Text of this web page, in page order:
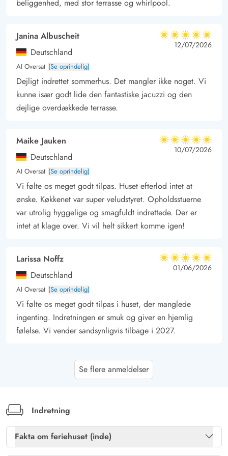
Du har også mulighed for at oplade din elbil ved ferieboligen,
så den er klar til dine næste udflugter.
Ferie i naturskønne Bjerregård
Sommerhuset ligger i populære Bjerregård, hvor både
stranden og Ringkøbing Fjord ligger i gåafstand fra feriehuset.
Området er præget af et smukt hede- og klitlandskab, som er
Den lokale købmand ligger blot 200 meter fra sommerhuset.
Her kan I handle friskbagt brød, lækkert kød til grillen og
meget mere.
Det kan anbefales at tage en tur til den hyggelige havneby
Hvide Sande, som byder på et bredt udvalg af lokale
forretninger samt hyggelige caféer og restauranter. Der er også
mulighed for at købe nyfanget fisk til aftensmaden.
beliggenhed, med stor terrasse og whirlpool.
Janina Albuscheit
Deutschland
AI Oversat (Se oprindelig)
5 ud af 5
5 ud af 5
5 out of 5
12/07/2026
Dejligt indrettet sommerhus. Det mangler ikke noget. Vi
kunne især godt lide den fantastiske jacuzzi og den
dejlige overdækkede terrasse.
Maike Jauken
Deutschland
AI Oversat (Se oprindelig)
5 ud af 5
5 ud af 5
5 out of 5
10/07/2026
Vi følte os meget godt tilpas. Huset efterlod intet at
ønske. Køkkenet var super veludstyret. Opholdsstuerne
var utrolig hyggelige og smagfuldt indrettede. Der er
intet at klage over. Vi vil helt sikkert komme igen!
Larissa Noffz
Deutschland
AI Oversat (Se oprindelig)
5 ud af 5
5 ud af 5
5 out of 5
01/06/2026
Vi følte os meget godt tilpas i huset, der manglede
ingenting. Indretningen er smuk og giver en hjemlig
følelse. Vi vender sandsynligvis tilbage i 2027.
Huset er meget godt, fremragende udstyr, meget
delvis overdækket og helt indhegnet. Meget gode
siddemøbler inde og ude. Sengene var lidt
Se flere anmeldelser
Indretning
Fakta om feriehuset (inde)